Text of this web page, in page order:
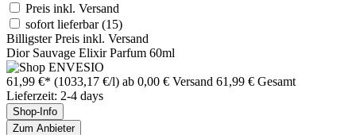
Preis inkl. Versand
sofort lieferbar(15)
Billigster Preis inkl. Versand
Dior Sauvage Elixir Parfum 60ml
61,99 €* (1033,17 €/l) ab 0,00 € Versand 61,99 € Gesamt
Lieferzeit: 2-4 days
Shop-Info
Zum Anbieter